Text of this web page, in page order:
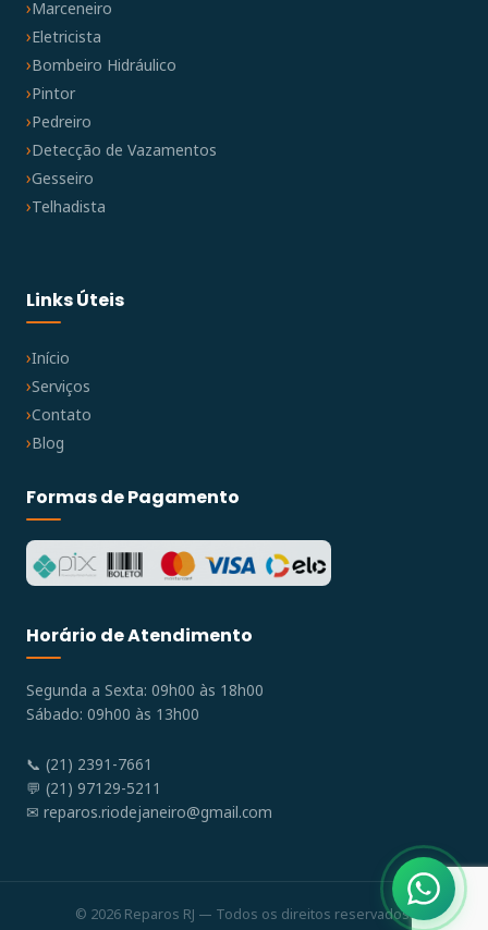
Marceneiro
Eletricista
Bombeiro Hidráulico
Pintor
Pedreiro
Detecção de Vazamentos
Gesseiro
Telhadista
Links Úteis
Início
Serviços
Contato
Blog
Formas de Pagamento
Horário de Atendimento
Segunda a Sexta: 09h00 às 18h00
Sábado: 09h00 às 13h00
📞 (21) 2391-7661
💬 (21) 97129-5211
✉ reparos.riodejaneiro@gmail.com
© 2026 Reparos RJ — Todos os direitos reservados.